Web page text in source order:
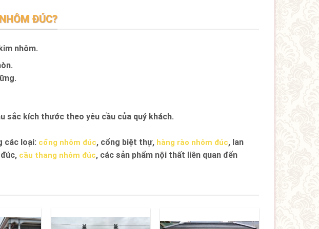
ĐÚC?
nhôm.
sắc kích thước theo yêu cầu của quý khách.
các loại: cổng nhôm đúc, cổng biệt thự, hàng rào nhôm đúc, lan
cầu thang nhôm đúc, các sản phẩm nội thất liên quan đến